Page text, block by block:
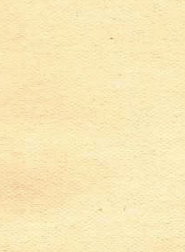
sezonu pasterskiego, 6